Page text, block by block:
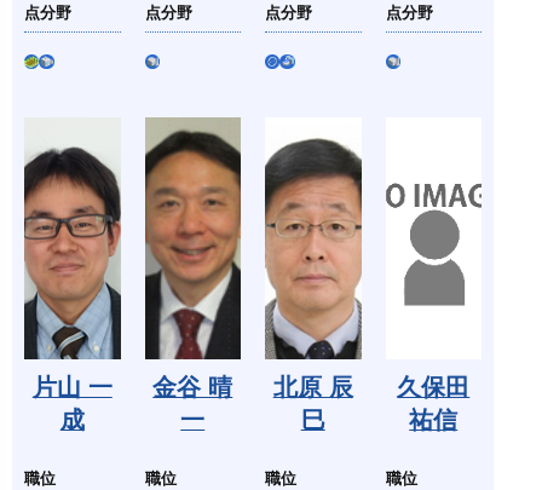
点分野
点分野
点分野
点分野
片山 一
成
職位
金谷 晴
一
職位
北原 辰
巳
職位
久保田
祐信
職位